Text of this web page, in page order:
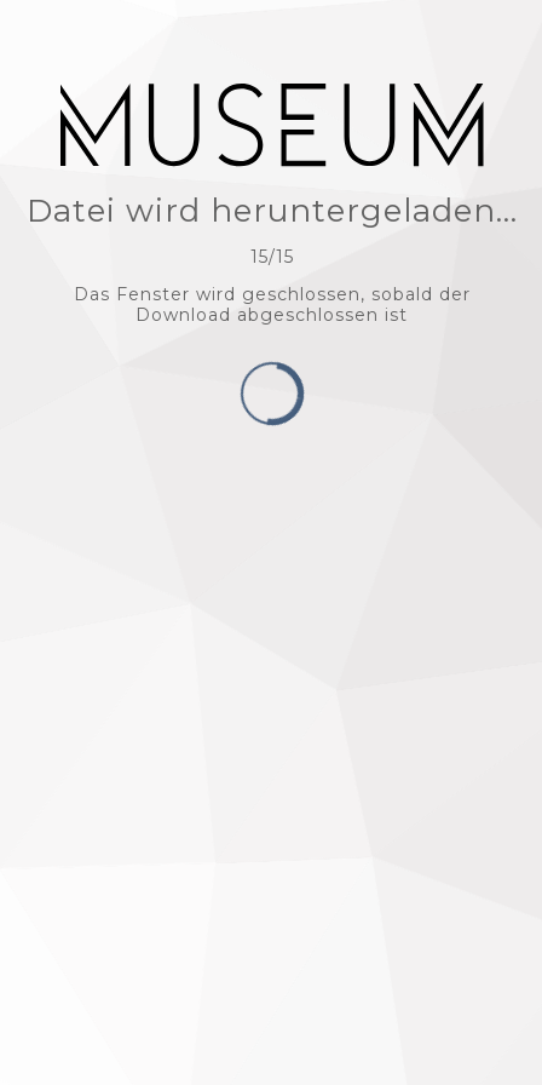
Datei wird heruntergeladen...
15/15
Das Fenster wird geschlossen, sobald der
Download abgeschlossen ist